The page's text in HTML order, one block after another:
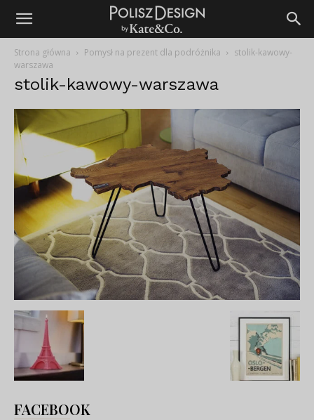
Strona główna Pomysł na prezent dla podróżnika
stolik-kawowy-
warszawa
stolik-kawowy-warszawa
FACEBOOK